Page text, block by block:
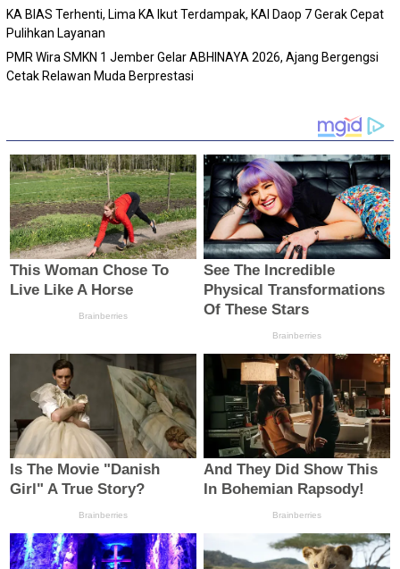
KA BIAS Terhenti, Lima KA Ikut Terdampak, KAI Daop 7 Gerak Cepat
Pulihkan Layanan
PMR Wira SMKN 1 Jember Gelar ABHINAYA 2026, Ajang Bergengsi
Cetak Relawan Muda Berprestasi